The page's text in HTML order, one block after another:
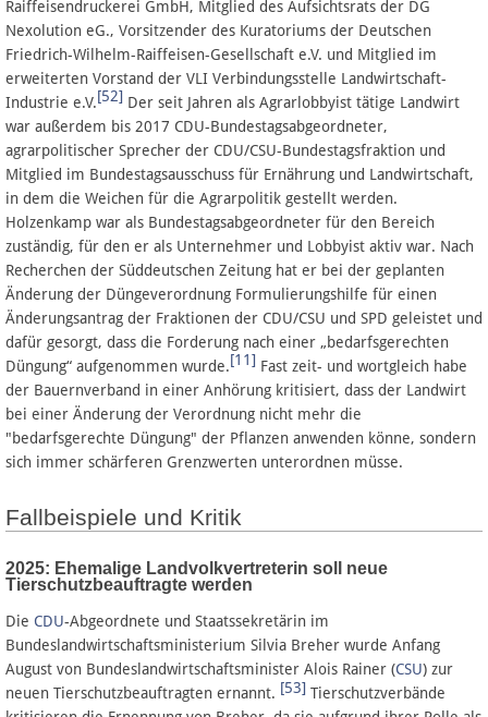
Raiffeisendruckerei GmbH, Mitglied des Aufsichtsrats der DG
Nexolution eG., Vorsitzender des Kuratoriums der Deutschen
Friedrich-Wilhelm-Raiffeisen-Gesellschaft e.V. und Mitglied im
erweiterten Vorstand der VLI Verbindungsstelle Landwirtschaft-
Industrie e.V.[52] Der seit Jahren als Agrarlobbyist tätige Landwirt
war außerdem bis 2017 CDU-Bundestagsabgeordneter,
agrarpolitischer Sprecher der CDU/CSU-Bundestagsfraktion und
Mitglied im Bundestagsausschuss für Ernährung und Landwirtschaft,
in dem die Weichen für die Agrarpolitik gestellt werden.
Holzenkamp war als Bundestagsabgeordneter für den Bereich
zuständig, für den er als Unternehmer und Lobbyist aktiv war. Nach
Recherchen der Süddeutschen Zeitung hat er bei der geplanten
Änderung der Düngeverordnung Formulierungshilfe für einen
Änderungsantrag der Fraktionen der CDU/CSU und SPD geleistet und
dafür gesorgt, dass die Forderung nach einer „bedarfsgerechten
Düngung“ aufgenommen wurde.[11] Fast zeit- und wortgleich habe
der Bauernverband in einer Anhörung kritisiert, dass der Landwirt
bei einer Änderung der Verordnung nicht mehr die
"bedarfsgerechte Düngung" der Pflanzen anwenden könne, sondern
sich immer schärferen Grenzwerten unterordnen müsse.
Fallbeispiele und Kritik
2025: Ehemalige Landvolkvertreterin soll neue
Tierschutzbeauftragte werden
Die CDU-Abgeordnete und Staatssekretärin im
Bundeslandwirtschaftsministerium Silvia Breher wurde Anfang
August von Bundeslandwirtschaftsminister Alois Rainer (CSU) zur
neuen Tierschutzbeauftragten ernannt. [53] Tierschutzverbände